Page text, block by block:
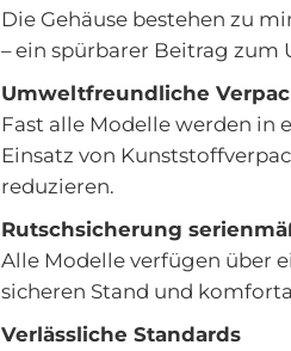
Die Gehäuse bestehen zu
– ein spürbarer Beitrag zum
Umweltfreundliche
Fast alle Modelle werden in
Einsatz von
reduzieren.
Rutschsicherung
Alle Modelle verfügen über
sicheren Stand und
Verlässliche Standards